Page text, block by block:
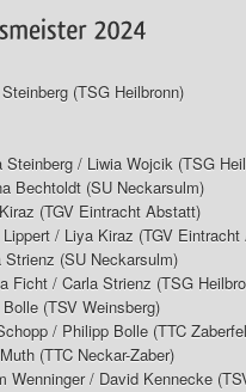
(TSG Heilbronn)
/ Liwia Wojcik (TSG
Bechtoldt (SU Neckarsulm)
(TGV Eintracht Abstatt)
/ Liya Kiraz (TGV
(SU Neckarsulm)
Ficht / Carla Strienz (TSG
(TSV Weinsberg)
/ Philipp Bolle (TTC
(TTC Neckar-Zaber)
Wenninger / David Kennecke